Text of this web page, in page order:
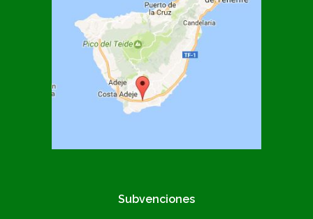
Subvenciones